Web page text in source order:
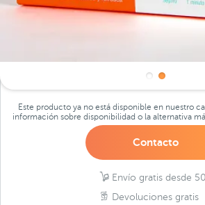
Este producto ya no está disponible en nuestro
información sobre disponibilidad o la alternativa
Contacto
Envío gratis desde
Devoluciones gratis